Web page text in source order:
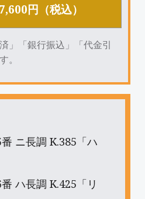
円（税込）
」「銀行振込」「代金引
。
ニ長調 K.385「ハ
ハ長調 K.425「リ